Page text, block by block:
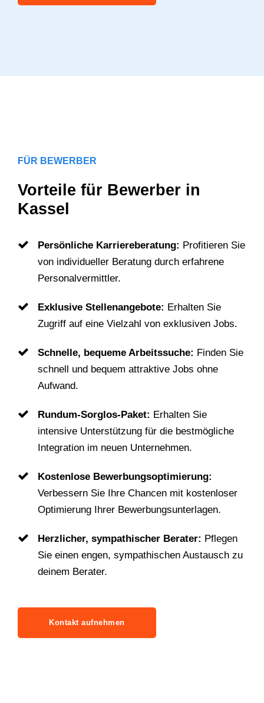
FÜR BEWERBER
Vorteile für Bewerber in
Kassel
Persönliche Karriereberatung: Profitieren Sie
von individueller Beratung durch erfahrene
Personalvermittler.
Exklusive Stellenangebote: Erhalten Sie
Zugriff auf eine Vielzahl von exklusiven Jobs.
Schnelle, bequeme Arbeitssuche: Finden Sie
schnell und bequem attraktive Jobs ohne
Aufwand.
Rundum-Sorglos-Paket: Erhalten Sie
intensive Unterstützung für die bestmögliche
Integration im neuen Unternehmen.
Kostenlose Bewerbungsoptimierung:
Verbessern Sie Ihre Chancen mit kostenloser
Optimierung Ihrer Bewerbungsunterlagen.
Herzlicher, sympathischer Berater: Pflegen
Sie einen engen, sympathischen Austausch zu
deinem Berater.
Kontakt aufnehmen